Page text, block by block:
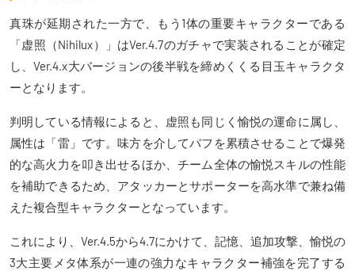
真珠が延期された一方で、もう1体の重要キャラクターである
「虚照（Nihilux）」はVer.4.7のガチャで実装されることが確定
し、Ver.4.x大バージョンの後半戦を締めくくる目玉キャラクタ
ーとなります。
判明している情報によると、虚照も同じく愉悦の運命に属し、
属性は「雷」です。味方を介してバフを累積させることで爆発
的な高火力を叩き出せるほか、チーム全体の愉悦スキルの性能
を補助できるため、アタッカーとサポーターを高水準で兼ね備
えた複合型キャラクターとなっています。
これにより、Ver.4.5から4.7にかけて、記憶、追加攻撃、愉悦の
3大主要メタ体系が一連の強力なキャラクター補強を完了する